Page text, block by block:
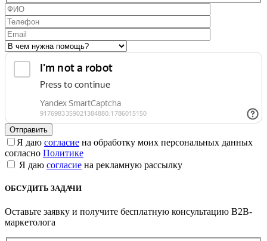
Я даю согласие на обработку моих персональных данных
согласно Политике
Я даю согласие на рекламную рассылку
ОБСУДИТЬ ЗАДАЧИ
Оставьте заявку и получите бесплатную консультацию B2B-
маркетолога